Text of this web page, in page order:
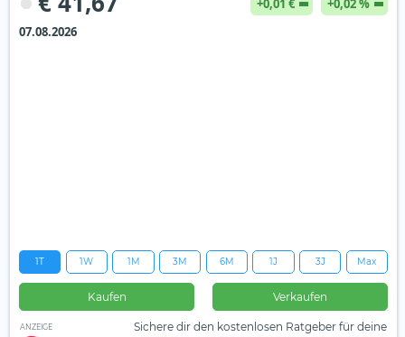
+0,01 €
+0,02 %
07.08.2026
1T 1W 1M 3M 6M 1J 3J Max
Kaufen Verkaufen
ANZEIGE
Sichere dir den kostenlosen Ratgeber für deine